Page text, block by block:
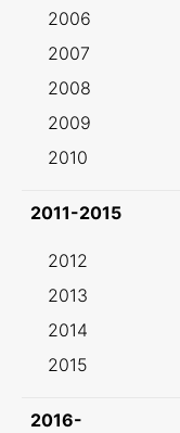
2006
2007
2008
2009
2010
2011-2015
2012
2013
2014
2015
2016-